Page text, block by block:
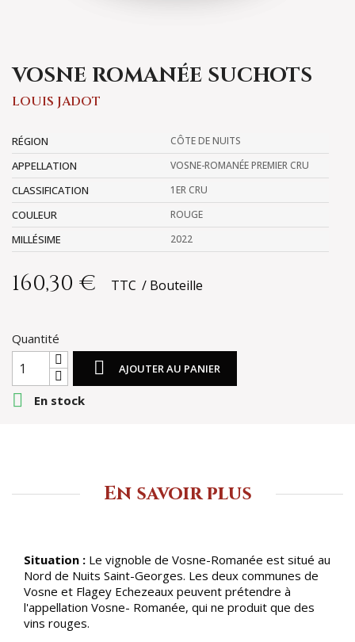
VOSNE ROMANÉE SUCHOTS
LOUIS JADOT
RÉGION CÔTE DE NUITS
APPELLATION VOSNE-ROMANÉE PREMIER CRU
CLASSIFICATION 1ER CRU
COULEUR ROUGE
MILLÉSIME 2022
160,30 € TTC Bouteille
Quantité
 AJOUTER AU PANIER
 En stock
En savoir plus
Situation : Le vignoble de Vosne-Romanée est situé au
Nord de Nuits Saint-Georges. Les deux communes de
Vosne et Flagey Echezeaux peuvent prétendre à
l'appellation Vosne- Romanée, qui ne produit que des
vins rouges.